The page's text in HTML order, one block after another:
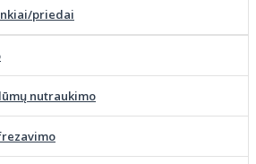
priedai
nutraukimo